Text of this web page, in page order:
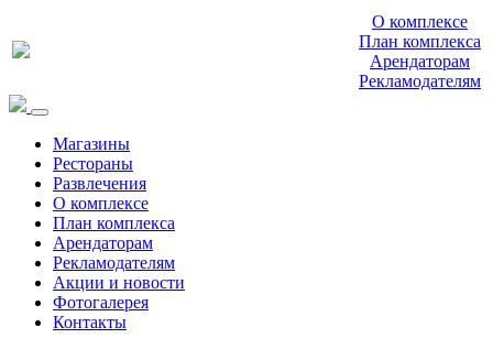
О комплексе
План комплекса
Арендаторам
Рекламодателям
Магазины
Рестораны
Развлечения
О комплексе
План комплекса
Арендаторам
Рекламодателям
Акции и новости
Фотогалерея
Контакты